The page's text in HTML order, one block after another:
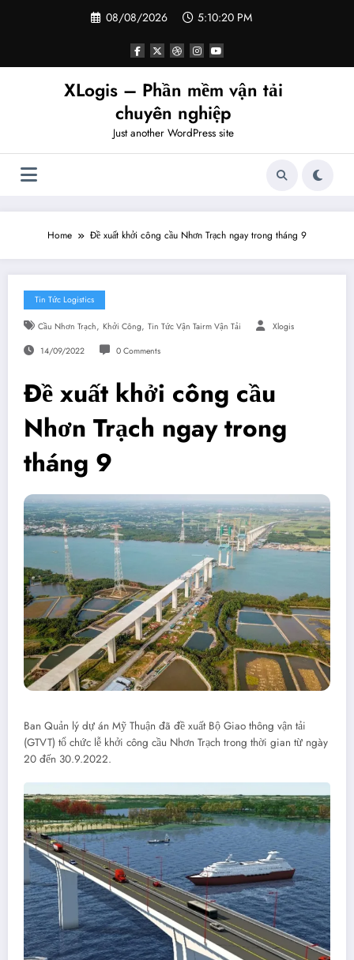
08/08/2026 5:10:21 PM
XLogis – Phần mềm vận tải
chuyên nghiệp
Just another WordPress site
Home Đề xuất khởi công cầu Nhơn Trạch ngay trong tháng 9
Tin Tức Logistics
Cầu Nhơn Trạch, Khởi Công, Tin Tức Vận Tairm Vận Tải Xlogis
14/09/2022 0 Comments
Đề xuất khởi công cầu
Nhơn Trạch ngay trong
tháng 9
Ban Quản lý dự án Mỹ Thuận đã đề xuất Bộ Giao thông vận tải
(GTVT) tổ chức lễ khởi công cầu Nhơn Trạch trong thời gian từ ngày
20 đến 30.9.2022.